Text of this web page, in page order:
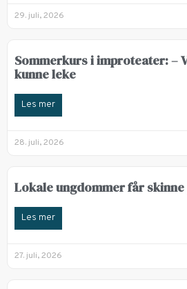
29. juli, 2026
Sommerkurs i improteater: –
kunne leke
Les mer
28. juli, 2026
Lokale ungdommer får skinne
Les mer
27. juli, 2026